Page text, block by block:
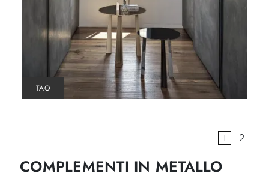
TAO
1 2
COMPLEMENTI IN METALLO